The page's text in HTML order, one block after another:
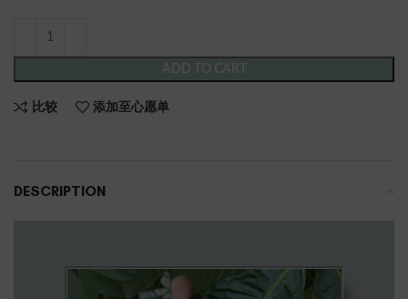
ADD TO CART
比较 添加至心愿单
DESCRIPTION